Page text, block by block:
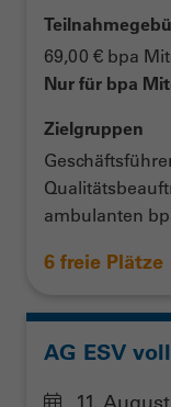
69,00 € bpa
Nur für bpa
Zielgruppen
ambulanten
6 freie Plätze
AG ESV
11.